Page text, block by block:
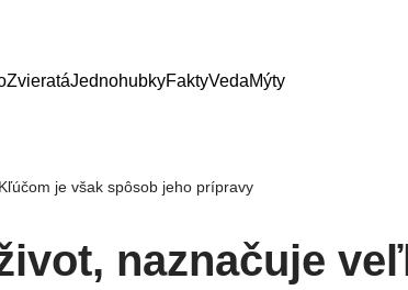
ZvieratáJednohubkyFaktyVedaMýty
je však spôsob jeho prípravy
naznačuje